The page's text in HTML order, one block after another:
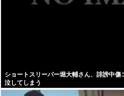
ショートスリーパー堀大輔さん、誹謗中
泣してしまう